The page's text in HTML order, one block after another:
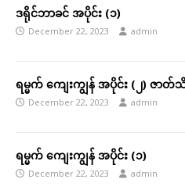
ဒရိုင်ဘာခင် အပိုင်း (၁)
December 22, 2023 admin
ရမ္မက် ကျေးကျွန် အပိုင်း (၂) ဇာတ်
December 22, 2023 admin
ရမ္မက် ကျေးကျွန် အပိုင်း (၁)
December 22, 2023 admin